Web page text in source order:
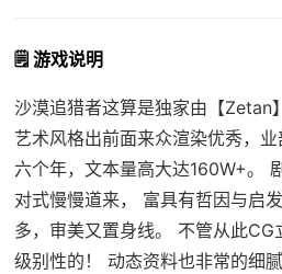
🗒️ 游戏说明
沙漠追猎者这算是独家由【Zetan
艺术风格出前面来众渲染优秀，
六个年，文本量高大达160W+。
对式慢慢道来， 富具有哲因与启
多，审美又置身线。 不管从此
级别性的！ 动态资料也非常的细